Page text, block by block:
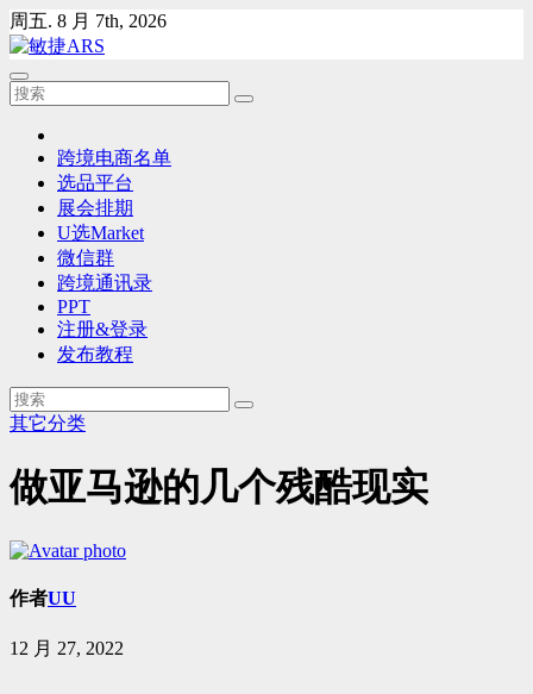
Skip
to
content
周五. 8 月 7th, 2026
跨境电商名单
选品平台
展会排期
U选Market
微信群
跨境通讯录
PPT
注册&登录
发布教程
其它分类
做亚马逊的几个残酷现实
作者UU
12 月 27, 2022